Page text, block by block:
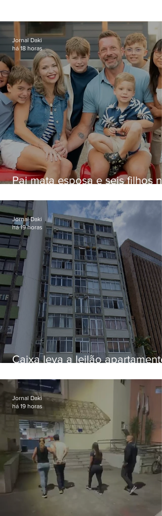
Pai mata esposa e seis filhos
Jornal Daki
há 18 horas
Caixa leva a leilão apartamento
Botafogo
Jornal Daki
há 19 horas
Jornal Daki
há 19 horas